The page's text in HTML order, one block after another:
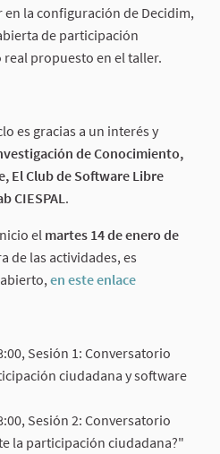
la configuración de Decidim,
de participación
propuesto en el taller.
es gracias a un interés y
de Conocimiento,
El Club de Software Libre
CIESPAL .
el martes 14 de enero de
de las actividades, es
en este enlace
Sesión 1: Conversatorio
ciudadana y software
Sesión 2: Conversatorio
la participación ciudadana?"